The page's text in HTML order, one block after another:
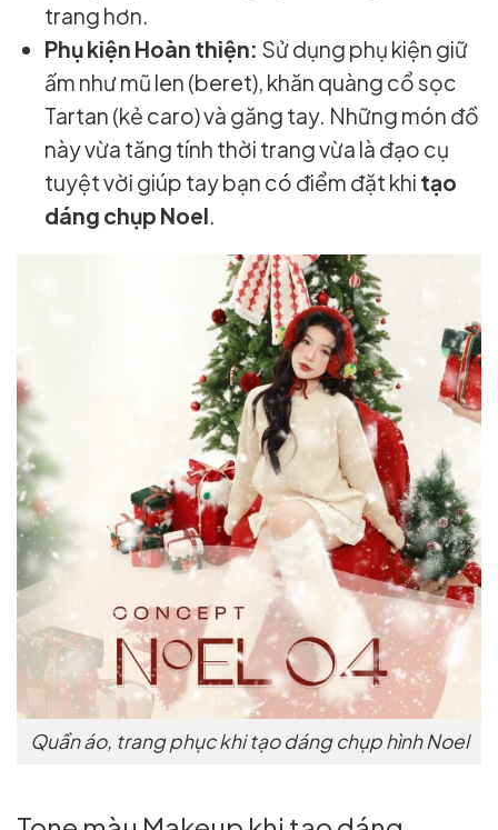
trang hơn.
Phụ kiện Hoàn thiện: Sử dụng phụ kiện giữ
ấm như mũ len (beret), khăn quàng cổ sọc
Tartan (kẻ caro) và găng tay. Những món đồ
này vừa tăng tính thời trang vừa là đạo cụ
tuyệt vời giúp tay bạn có điểm đặt khi tạo
dáng chụp Noel.
Quần áo, trang phục khi tạo dáng chụp hình Noel